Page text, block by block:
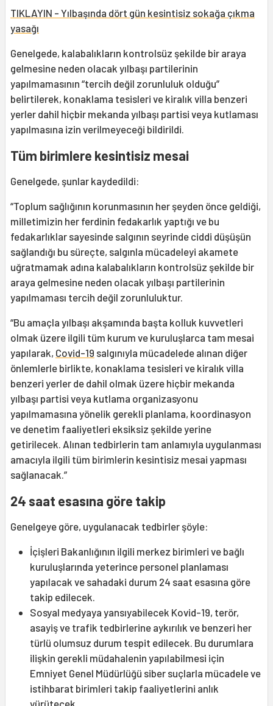
TIKLAYIN - Yılbaşında dört gün kesintisiz sokağa çıkma
yasağı
Genelgede, kalabalıkların kontrolsüz şekilde bir araya
gelmesine neden olacak yılbaşı partilerinin
yapılmamasının “tercih değil zorunluluk olduğu”
belirtilerek, konaklama tesisleri ve kiralık villa benzeri
yerler dahil hiçbir mekanda yılbaşı partisi veya kutlaması
yapılmasına izin verilmeyeceği bildirildi.
Tüm birimlere kesintisiz mesai
Genelgede, şunlar kaydedildi:
“Toplum sağlığının korunmasının her şeyden önce geldiği,
milletimizin her ferdinin fedakarlık yaptığı ve bu
fedakarlıklar sayesinde salgının seyrinde ciddi düşüşün
sağlandığı bu süreçte, salgınla mücadeleyi akamete
uğratmamak adına kalabalıkların kontrolsüz şekilde bir
araya gelmesine neden olacak yılbaşı partilerinin
yapılmaması tercih değil zorunluluktur.
“Bu amaçla yılbaşı akşamında başta kolluk kuvvetleri
olmak üzere ilgili tüm kurum ve kuruluşlarca tam mesai
yapılarak, Covid-19 salgınıyla mücadelede alınan diğer
önlemlerle birlikte, konaklama tesisleri ve kiralık villa
benzeri yerler de dahil olmak üzere hiçbir mekanda
yılbaşı partisi veya kutlama organizasyonu
yapılmamasına yönelik gerekli planlama, koordinasyon
ve denetim faaliyetleri eksiksiz şekilde yerine
getirilecek. Alınan tedbirlerin tam anlamıyla uygulanması
amacıyla ilgili tüm birimlerin kesintisiz mesai yapması
sağlanacak.”
24 saat esasına göre takip
Genelgeye göre, uygulanacak tedbirler şöyle:
İçişleri Bakanlığının ilgili merkez birimleri ve bağlı
kuruluşlarında yeterince personel planlaması
yapılacak ve sahadaki durum 24 saat esasına göre
takip edilecek.
Sosyal medyaya yansıyabilecek Kovid-19, terör,
asayiş ve trafik tedbirlerine aykırılık ve benzeri her
türlü olumsuz durum tespit edilecek. Bu durumlara
ilişkin gerekli müdahalenin yapılabilmesi için
Emniyet Genel Müdürlüğü siber suçlarla mücadele ve
istihbarat birimleri takip faaliyetlerini anlık